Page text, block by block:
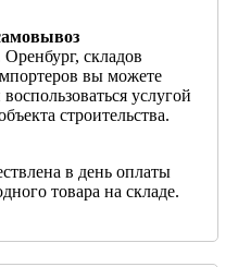
складов
вы можете
услугой
строительства.
в день оплаты
товара на складе.